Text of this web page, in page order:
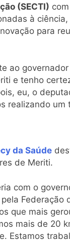
(SECTI)
à
para
ao
e tenho
eu, o
realizando
da Saúde
de Meriti.
com o
Federação
que mais
mais de 20
Estamos